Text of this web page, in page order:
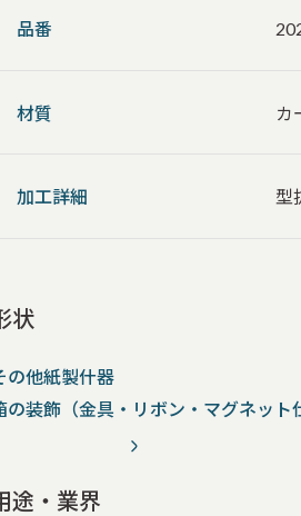
品番
材質 カ
加工詳細 型
状
の他紙製什器
の装飾（金具・リボン・マグネット
途・業界